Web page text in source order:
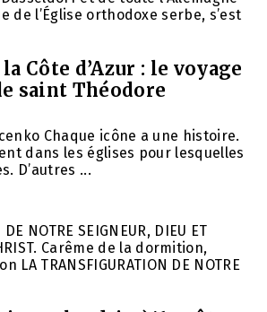
de l’Église orthodoxe serbe, s’est
Côte d’Azur : le voyage
saint Théodore
Chaque icône a une histoire.
dans les églises pour lesquelles
D’autres ...
DE NOTRE SEIGNEUR, DIEU ET
Carême de la dormition,
LA TRANSFIGURATION DE NOTRE